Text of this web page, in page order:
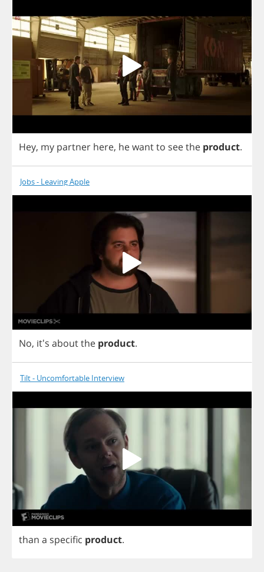
Hey, my partner here, hewantto seethe product.
Jobs - Leaving Apple
No, it's aboutthe product.
Tilt - Uncomfortable Interview
than a specific product.